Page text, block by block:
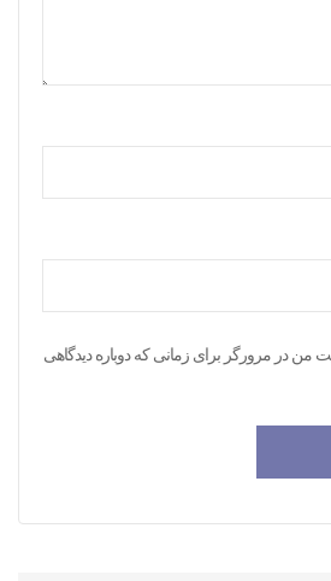
من در مرورگر برای زمانی که دوباره دیدگاهی